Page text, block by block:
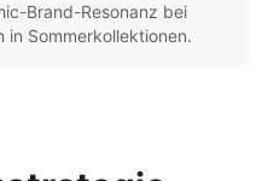
Brand-Resonanz bei
in Sommerkollektionen.